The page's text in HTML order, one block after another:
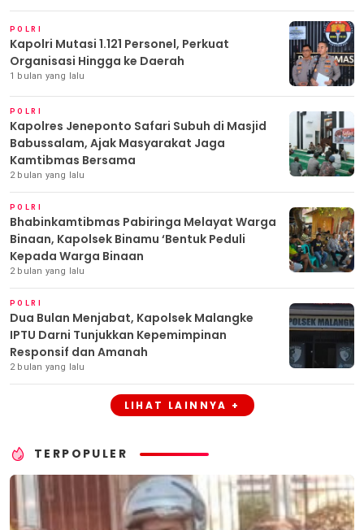
POLRI
Kapolri Mutasi 1.121 Personel, Perkuat
Organisasi Hingga ke Daerah
1 bulan yang lalu
POLRI
Kapolres Jeneponto Safari Subuh di Masjid
Babussalam, Ajak Masyarakat Jaga
Kamtibmas Bersama
2 bulan yang lalu
POLRI
Bhabinkamtibmas Pabiringa Melayat Warga
Binaan, Kapolsek Binamu ‘Bentuk Peduli
Kepada Warga Binaan
2 bulan yang lalu
POLRI
Dua Bulan Menjabat, Kapolsek Malangke
IPTU Darni Tunjukkan Kepemimpinan
Responsif dan Amanah
2 bulan yang lalu
LIHAT LAINNYA +
TERPOPULER